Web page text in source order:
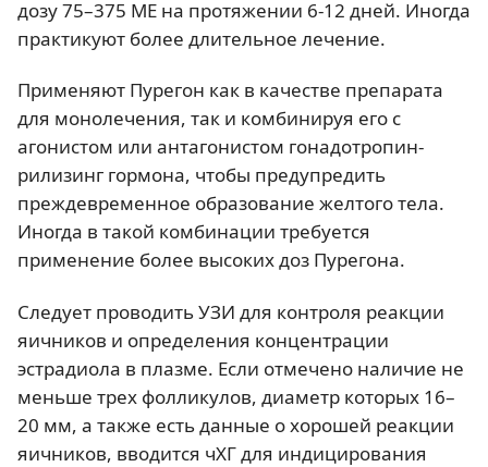
дозу 75–375 МЕ на протяжении 6-12 дней. Иногда
практикуют более длительное лечение.
Применяют Пурегон как в качестве препарата
для монолечения, так и комбинируя его с
агонистом или антагонистом гонадотропин-
рилизинг гормона, чтобы предупредить
преждевременное образование желтого тела.
Иногда в такой комбинации требуется
применение более высоких доз Пурегона.
Следует проводить УЗИ для контроля реакции
яичников и определения концентрации
эстрадиола в плазме. Если отмечено наличие не
меньше трех фолликулов, диаметр которых 16–
20 мм, а также есть данные о хорошей реакции
яичников, вводится чХГ для индицирования